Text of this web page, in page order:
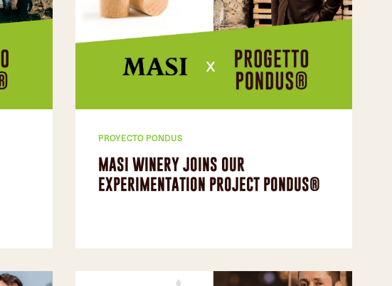
PROYECTO PONDUS
MASI WINERY JOINS OUR
EXPERIMENTATION PROJECT PONDUS®